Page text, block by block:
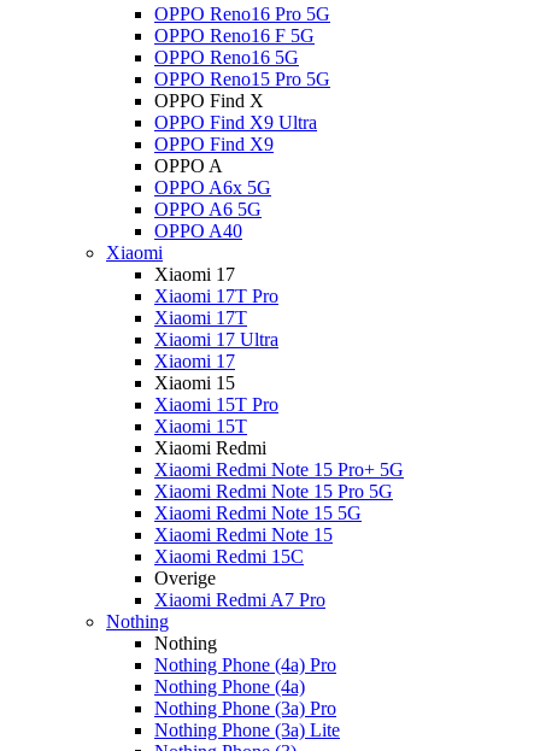
OPPO Reno16 Pro 5G
OPPO Reno16 F 5G
OPPO Reno16 5G
OPPO Reno15 Pro 5G
OPPO Find X
OPPO Find X9 Ultra
OPPO Find X9
OPPO A
OPPO A6x 5G
OPPO A6 5G
OPPO A40
Xiaomi
Xiaomi 17
Xiaomi 17T Pro
Xiaomi 17T
Xiaomi 17 Ultra
Xiaomi 17
Xiaomi 15
Xiaomi 15T Pro
Xiaomi 15T
Xiaomi Redmi
Xiaomi Redmi Note 15 Pro+ 5G
Xiaomi Redmi Note 15 Pro 5G
Xiaomi Redmi Note 15 5G
Xiaomi Redmi Note 15
Xiaomi Redmi 15C
Overige
Xiaomi Redmi A7 Pro
Nothing
Nothing
Nothing Phone (4a) Pro
Nothing Phone (4a)
Nothing Phone (3a) Pro
Nothing Phone (3a) Lite